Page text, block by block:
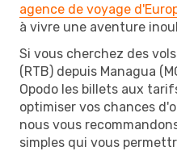
agence de voyage
à vivre une aventure
Si vous cherchez des
(RTB) depuis Managua
Opodo les billets aux
optimiser vos chances
nous vous
simples qui vous